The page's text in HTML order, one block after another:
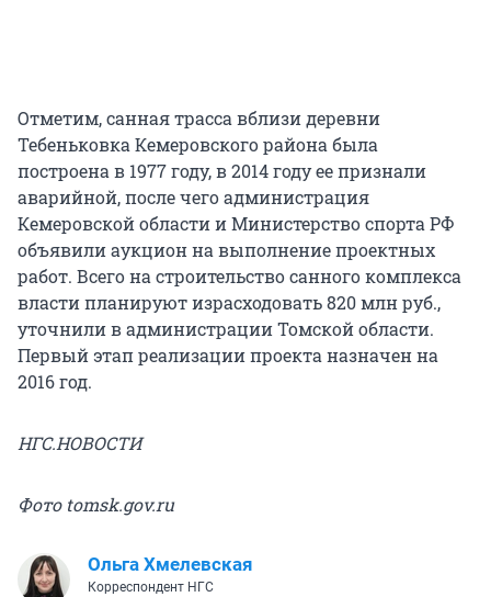
Отметим, санная трасса вблизи деревни
Тебеньковка Кемеровского района была
построена в 1977 году, в 2014 году ее признали
аварийной, после чего администрация
Кемеровской области и Министерство спорта РФ
объявили аукцион на выполнение проектных
работ. Всего на строительство санного комплекса
власти планируют израсходовать 820 млн руб.,
уточнили в администрации Томской области.
Первый этап реализации проекта назначен на
2016 год.
НГС.НОВОСТИ
Фото tomsk.gov.ru
Ольга Хмелевская
Корреспондент НГС